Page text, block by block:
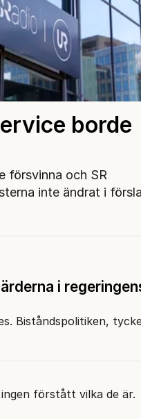
borde
försvinna och SR
inte ändrat i
i
Biståndspolitiken,
förstått vilka de är.